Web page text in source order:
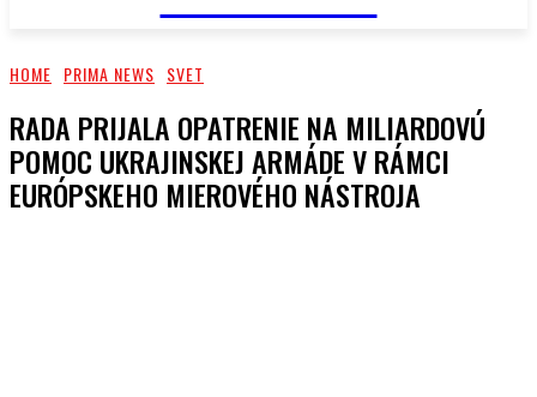
HOME PRIMA NEWS SVET
RADA PRIJALA OPATRENIE NA MILIARDOVÚ
POMOC UKRAJINSKEJ ARMÁDE V RÁMCI
EURÓPSKEHO MIEROVÉHO NÁSTROJA